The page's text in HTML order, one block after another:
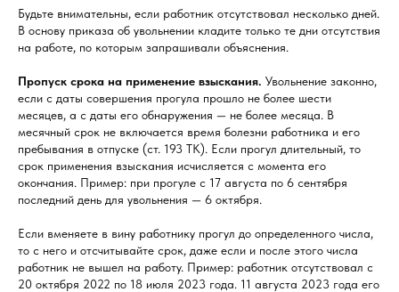
Будьте внимательны, если работник отсутствовал несколько дней.
В основу приказа об увольнении кладите только те дни отсутствия
на работе, по которым запрашивали объяснения.
Пропуск срока на применение взыскания. Увольнение законно,
если с даты совершения прогула прошло не более шести
месяцев, а с даты его обнаружения — не более месяца. В
месячный срок не включается время болезни работника и его
пребывания в отпуске (ст. 193 ТК). Если прогул длительный, то
срок применения взыскания исчисляется с момента его
окончания. Пример: при прогуле с 17 августа по 6 сентября
последний день для увольнения — 6 октября.
Если вменяете в вину работнику прогул до определенного числа,
то с него и отсчитывайте срок, даже если и после этого числа
работник не вышел на работу. Пример: работник отсутствовал с
20 октября 2022 по 18 июля 2023 года. 11 августа 2023 года его